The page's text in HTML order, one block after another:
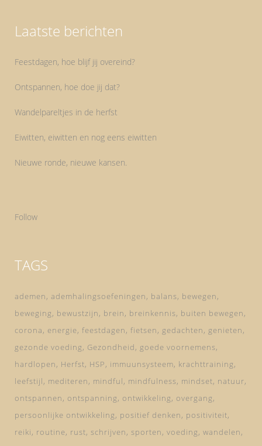
Laatste berichten
Feestdagen, hoe blijf jij overeind?
Ontspannen, hoe doe jij dat?
Wandelpareltjes in de herfst
Eiwitten, eiwitten en nog eens eiwitten
Nieuwe ronde, nieuwe kansen.
Follow
TAGS
ademen ademhalingsoefeningen balans bewegen
beweging
bewustzijn brein breinkennis buiten bewegen
corona
energie feestdagen fietsen gedachten
genieten
gezonde voeding
Gezondheid
goede voornemens
hardlopen
Herfst HSP immuunsysteem krachttraining
leefstijl
mediteren mindful mindfulness mindset natuur
ontspannen
ontspanning ontwikkeling
overgang
persoonlijke ontwikkeling
positief denken
positiviteit
reiki
routine rust schrijven sporten voeding wandelen